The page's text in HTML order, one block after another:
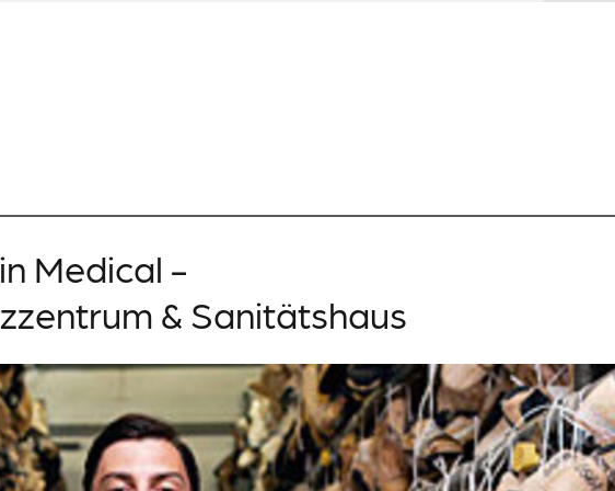
Medical -
& Sanitätshaus